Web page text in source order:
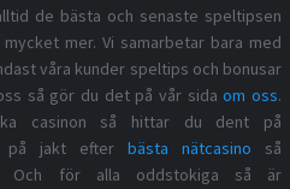
de bästa och senaste speltipsen
mer. Vi samarbetar bara med
våra kunder speltips och bonusar
så gör du det på vår sidaom oss.
casinon så hittar du dent på
jakt efter bästa nätcasino så
Och för alla oddstokiga så är